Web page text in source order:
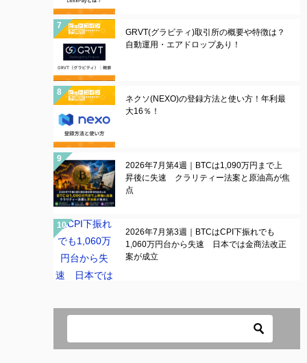
GRVT(グラビティ)取引所の概要や特徴は？
自動運用・エアドロップあり！
ネクソ(NEXO)の登録方法と使い方！年利最
大16％！
2026年7月第4週｜BTCは1,090万円まで上
昇後に失速 クラリティー法案と原油高が焦
点
2026年7月第3週｜BTCはCPI下振れでも
1,060万円台から失速 日本では金商法改正
案が成立